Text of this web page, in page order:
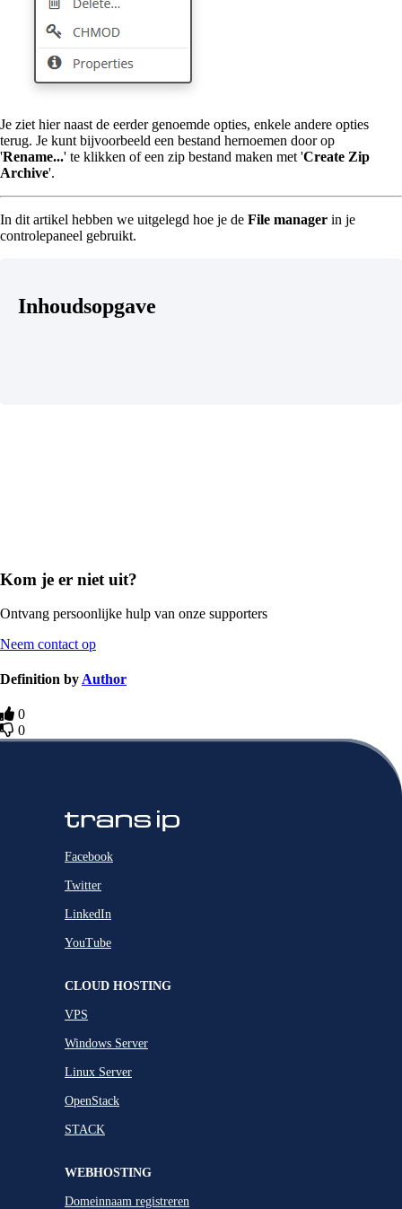
Je ziet hier naast de eerder genoemde opties, enkele andere opties
terug. Je kunt bijvoorbeeld een bestand hernoemen door op
'Rename...' te klikken of een zip bestand maken met 'Create Zip
Archive'.
In dit artikel hebben we uitgelegd hoe je de File manager in je
controlepaneel gebruikt.
Inhoudsopgave
Kom je er niet uit?
Ontvang persoonlijke hulp van onze supporters
Neem contact op
Definition by Author
0
0
Facebook
Twitter
LinkedIn
YouTube
CLOUD HOSTING
VPS
Windows Server
Linux Server
OpenStack
STACK
WEBHOSTING
Domeinnaam registreren